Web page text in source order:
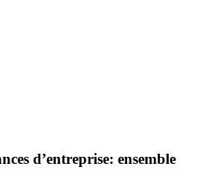
d’entreprise: ensemble